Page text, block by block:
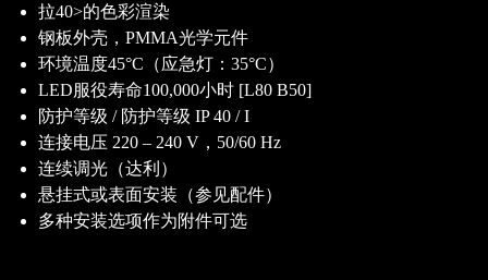
拉40>的色彩渲染
钢板外壳，PMMA光学元件
环境温度45°C（应急灯：35°C）
LED服役寿命100,000小时 [L80 B50]
防护等级 / 防护等级 IP 40 / I
连接电压 220 – 240 V，50/60 Hz
连续调光（达利）
悬挂式或表面安装（参见配件）
多种安装选项作为附件可选